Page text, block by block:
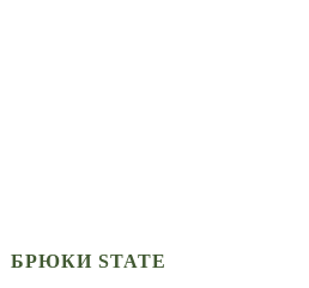
БРЮКИ STATE